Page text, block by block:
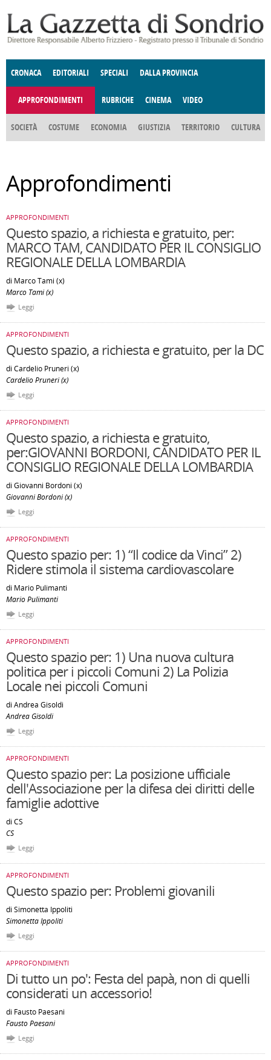
CRONACA EDITORIALI SPECIALI DALLA PROVINCIA
APPROFONDIMENTI
SOCIETÀ COSTUME ECONOMIA GIUSTIZIA TERRITORIO CULTURA
RUBRICHE
DELLE IDEE FATTI DELLO SPIRITO CCCVA
CINEMA VIDEO
Approfondimenti
APPROFONDIMENTI
Questo spazio, a richiesta e gratuito, per:
MARCO TAM, CANDIDATO PER IL CONSIGLIO
REGIONALE DELLA LOMBARDIA
di Marco Tami (x)
Marco Tami (x)
Leggi
APPROFONDIMENTI
Questo spazio, a richiesta e gratuito, per la DC
di Cardelio Pruneri (x)
Cardelio Pruneri (x)
Leggi
APPROFONDIMENTI
Questo spazio, a richiesta e gratuito,
per:GIOVANNI BORDONI, CANDIDATO PER IL
CONSIGLIO REGIONALE DELLA LOMBARDIA
di Giovanni Bordoni (x)
Giovanni Bordoni (x)
Leggi
APPROFONDIMENTI
Questo spazio per: 1) “Il codice da Vinci” 2)
Ridere stimola il sistema cardiovascolare
di Mario Pulimanti
Mario Pulimanti
Leggi
APPROFONDIMENTI
Questo spazio per: 1) Una nuova cultura
politica per i piccoli Comuni 2) La Polizia
Locale nei piccoli Comuni
di Andrea Gisoldi
Andrea Gisoldi
Leggi
APPROFONDIMENTI
Questo spazio per: La posizione ufficiale
dell'Associazione per la difesa dei diritti delle
famiglie adottive
di CS
CS
Leggi
APPROFONDIMENTI
Questo spazio per: Problemi giovanili
di Simonetta Ippoliti
Simonetta Ippoliti
Leggi
APPROFONDIMENTI
Di tutto un po': Festa del papà, non di quelli
considerati un accessorio!
di Fausto Paesani
Fausto Paesani
Leggi